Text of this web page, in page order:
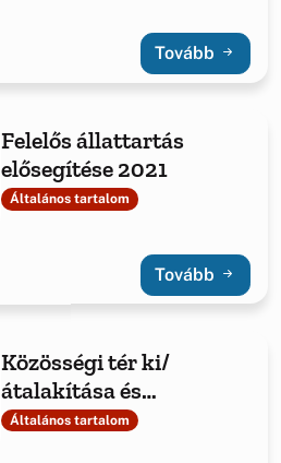
3319995898 számú
Tovább
Felelős állattartás
elősegítése 2021
Általános tartalom
Tovább
Közösségi tér ki/
átalakítása és
foglalkoztatás
Általános tartalom